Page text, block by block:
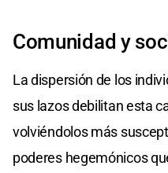
Comunidad y
La dispersión de los
sus lazos debilitan esta
volviéndolos más
poderes hegemónicos